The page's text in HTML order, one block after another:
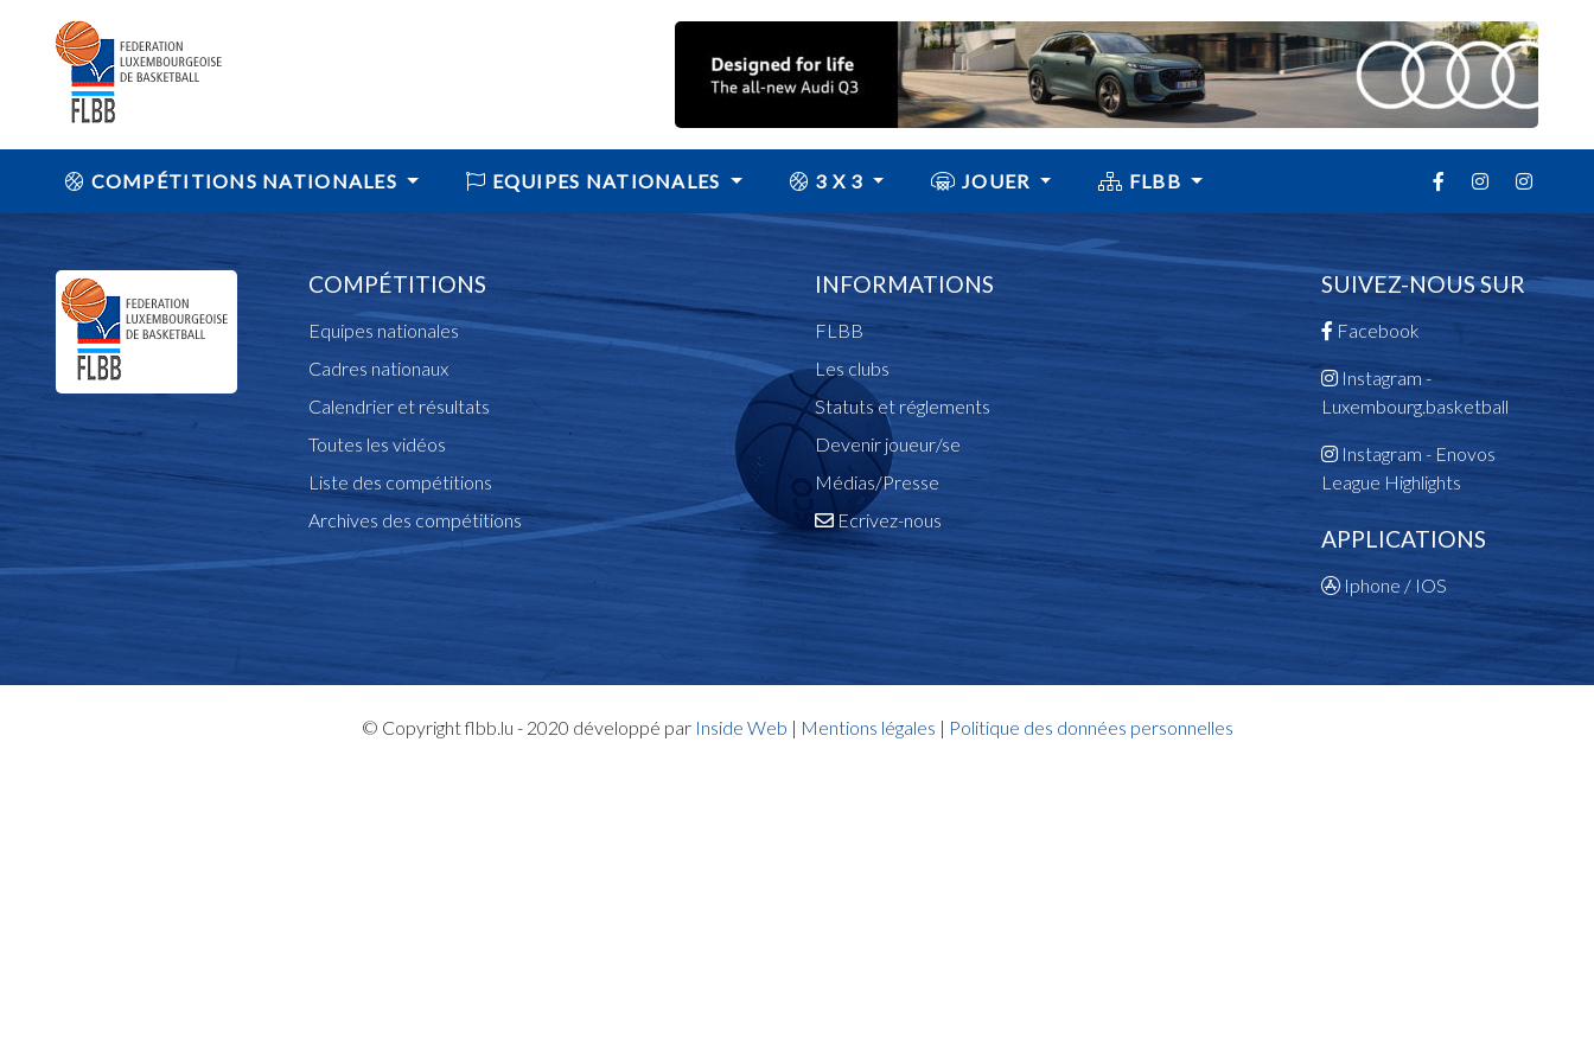
COMPÉTITIONS NATIONALES EQUIPES NATIONALES 3 X 3 JOUER FLBB
COMPÉTITIONS
Equipes nationales
Cadres nationaux
Calendrier et résultats
Toutes les vidéos
Liste des compétitions
Archives des compétitions
INFORMATIONS
FLBB
Les clubs
Statuts et réglements
Devenir joueur/se
Médias/Presse
Ecrivez-nous
SUIVEZ-NOUS SUR
Facebook
Instagram -
Luxembourg.basketball
Instagram - Enovos
League Highlights
APPLICATIONS
Iphone / IOS
© Copyright flbb.lu - 2020 développé par Inside Web | Mentions légales | Politique des données personnelles